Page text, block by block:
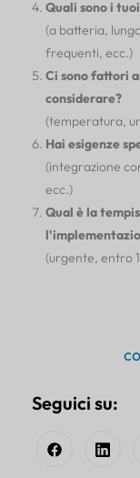
Quali sono i
(a batteria,
frequenti, ecc.)
Ci sono fattori
considerare?
(temperatura,
Hai esigenze
(integrazione
ecc.)
Qual è la
(urgente, entro
Seguici su: